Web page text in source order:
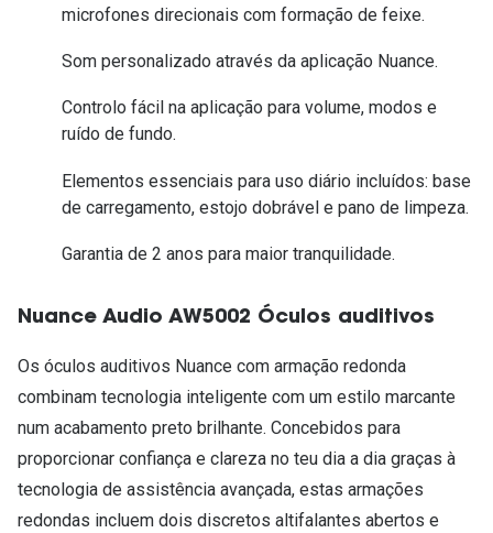
microfones direcionais com formação de feixe.
Som personalizado através da aplicação Nuance.
Controlo fácil na aplicação para volume, modos e
ruído de fundo.
Elementos essenciais para uso diário incluídos: base
de carregamento, estojo dobrável e pano de limpeza.
Garantia de 2 anos para maior tranquilidade.
Nuance Audio AW5002 Óculos auditivos
Os óculos auditivos Nuance com armação redonda
combinam tecnologia inteligente com um estilo marcante
num acabamento preto brilhante. Concebidos para
proporcionar confiança e clareza no teu dia a dia graças à
tecnologia de assistência avançada, estas armações
redondas incluem dois discretos altifalantes abertos e